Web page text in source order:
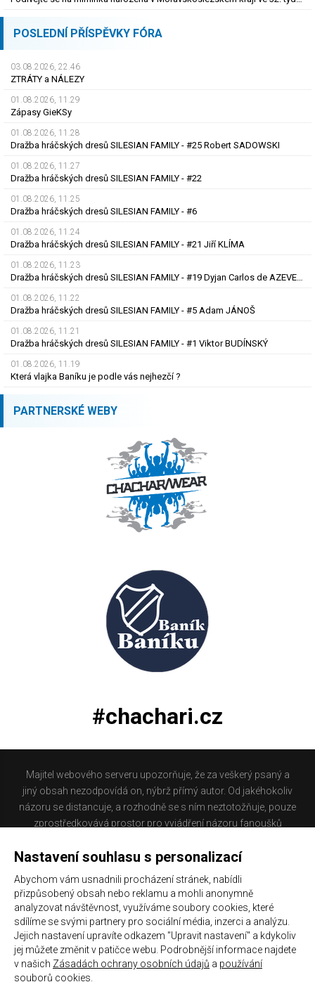
POSLEDNÍ PŘÍSPĚVKY FÓRA
03.08.2026, 22.46
ZTRÁTY a NÁLEZY
01.08.2026, 11.29
Zápasy GieKSy
01.08.2026, 11.28
Dražba hráčských dresů SILESIAN FAMILY - #25 Robert SADOWSKI
01.08.2026, 11.27
Dražba hráčských dresů SILESIAN FAMILY - #22
01.08.2026, 11.25
Dražba hráčských dresů SILESIAN FAMILY - #6
01.08.2026, 11.24
Dražba hráčských dresů SILESIAN FAMILY - #21 Jiří KLÍMA
01.08.2026, 11.23
Dražba hráčských dresů SILESIAN FAMILY - #19 Dyjan Carlos de AZEVEDO
01.08.2026, 11.22
Dražba hráčských dresů SILESIAN FAMILY - #5 Adam JÁNOŠ
01.08.2026, 11.21
Dražba hráčských dresů SILESIAN FAMILY - #1 Viktor BUDÍNSKÝ
01.08.2026, 11.19
Která vlajka Baníku je podle vás nejhezčí ?
PARTNERSKÉ WEBY
#chachari.cz
Majitel webového serveru upozorňuje, že za veškerý psaný a
jiný obsah nezodpovídá on, nýbrž přímý autor. Od jakéhokoliv
názoru se distancuje, a rozhodně se s ním neztotožňuje, pouze
zprostředkovává prostor pro vyjádření názoru fanoušků
nacházíte obsahuje materiál, který někteří lidé mohou
nejsou dle právní úpravy zákona č. 480/2004 Sb., o některých
službách informační společnosti a o změně některých zákonů
(zákon o některých službách informační společnosti) a
zejména §6 citovaného zákona, odpovědni za příspěvky
návštěvníků těchto stránek.
Nastavení souhlasu s personalizací
Abychom vám usnadnili procházení stránek, nabídli
přizpůsobený obsah nebo reklamu a mohli anonymně
analyzovat návštěvnost, využíváme soubory cookies, které
sdílíme se svými partnery pro sociální média, inzerci a analýzu.
Jejich nastavení upravíte odkazem "Upravit nastavení" a kdykoliv
jej můžete změnit v patičce webu. Podrobnější informace najdete
v našich Zásadách ochrany osobních údajů a používání
souborů cookies